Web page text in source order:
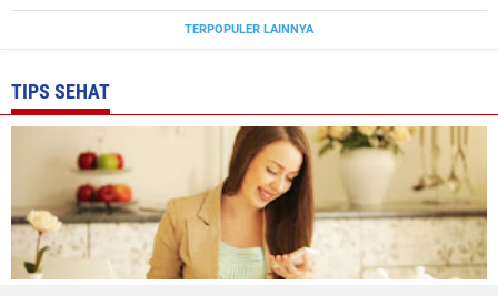
TERPOPULER LAINNYA
TIPS SEHAT